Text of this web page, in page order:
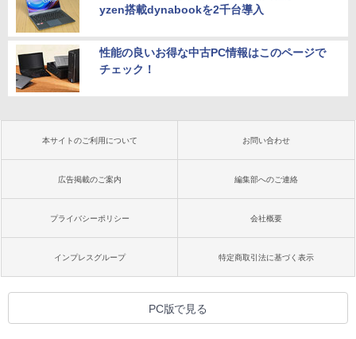
yzen搭載dynabookを2千台導入
性能の良いお得な中古PC情報はこのページで
チェック！
本サイトのご利用について お問い合わせ
広告掲載のご案内 編集部へのご連絡
プライバシーポリシー 会社概要
インプレスグループ 特定商取引法に基づく表示
PC版で見る